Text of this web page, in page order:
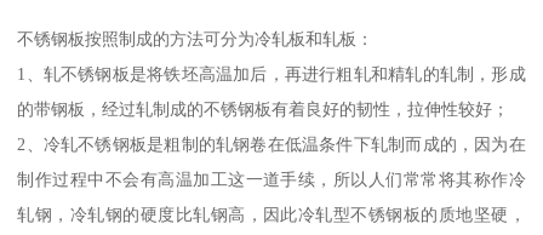
不锈钢板按照制成的方法可分为冷轧板和轧板：
1、轧不锈钢板是将铁坯高温加后，再进行粗轧和精轧的轧制，形成
的带钢板，经过轧制成的不锈钢板有着良好的韧性，拉伸性较好；
2、冷轧不锈钢板是粗制的轧钢卷在低温条件下轧制而成的，因为在
制作过程中不会有高温加工这一道手续，所以人们常常将其称作冷
轧钢，冷轧钢的硬度比轧钢高，因此冷轧型不锈钢板的质地坚硬，